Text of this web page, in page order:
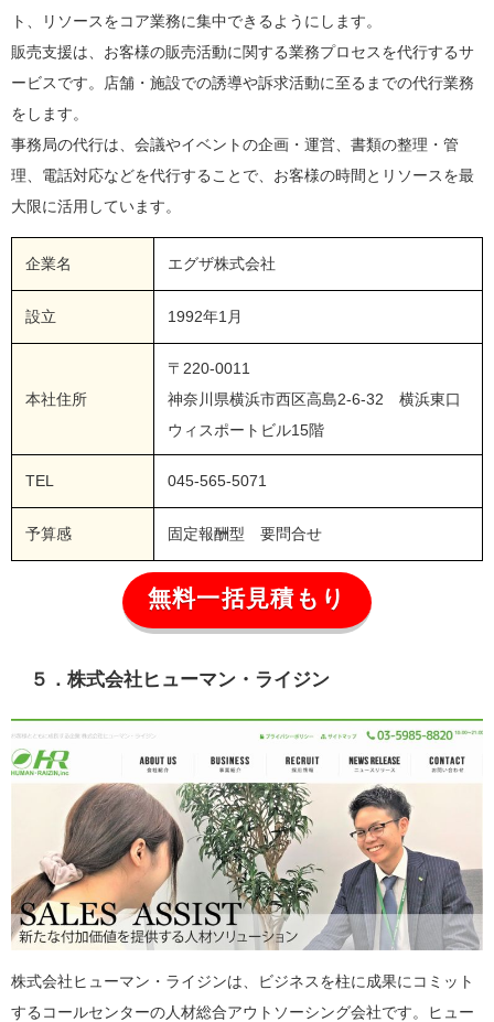
ト、リソースをコア業務に集中できるようにします。
販売支援は、お客様の販売活動に関する業務プロセスを代行するサ
ービスです。店舗・施設での誘導や訴求活動に至るまでの代行業務
をします。
事務局の代行は、会議やイベントの企画・運営、書類の整理・管
理、電話対応などを代行することで、お客様の時間とリソースを最
大限に活用しています。
企業名 エグザ株式会社
設立 1992年1月
本社住所
〒220-0011
神奈川県横浜市西区高島2-6-32 横浜東口
ウィスポートビル15階
TEL 045-565-5071
予算感 固定報酬型 要問合せ
無料一括見積もり
５．株式会社ヒューマン・ライジン
株式会社ヒューマン・ライジンは、ビジネスを柱に成果にコミット
するコールセンターの人材総合アウトソーシング会社です。ヒュー